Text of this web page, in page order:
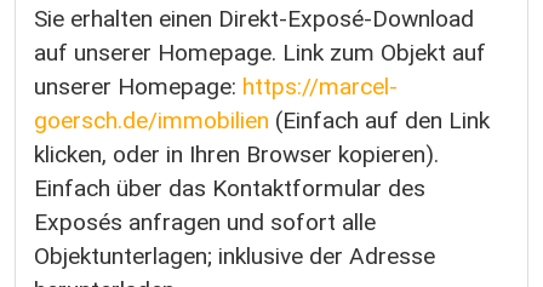
Sie erhalten einen Direkt-Exposé-Download
auf unserer Homepage. Link zum Objekt auf
unserer Homepage: https://marcel-
goersch.de/immobilien (Einfach auf den Link
klicken, oder in Ihren Browser kopieren).
Einfach über das Kontaktformular des
Exposés anfragen und sofort alle
Objektunterlagen; inklusive der Adresse